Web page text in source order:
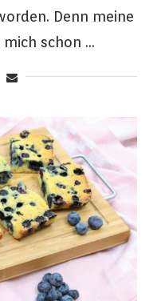
Denn meine
schon …